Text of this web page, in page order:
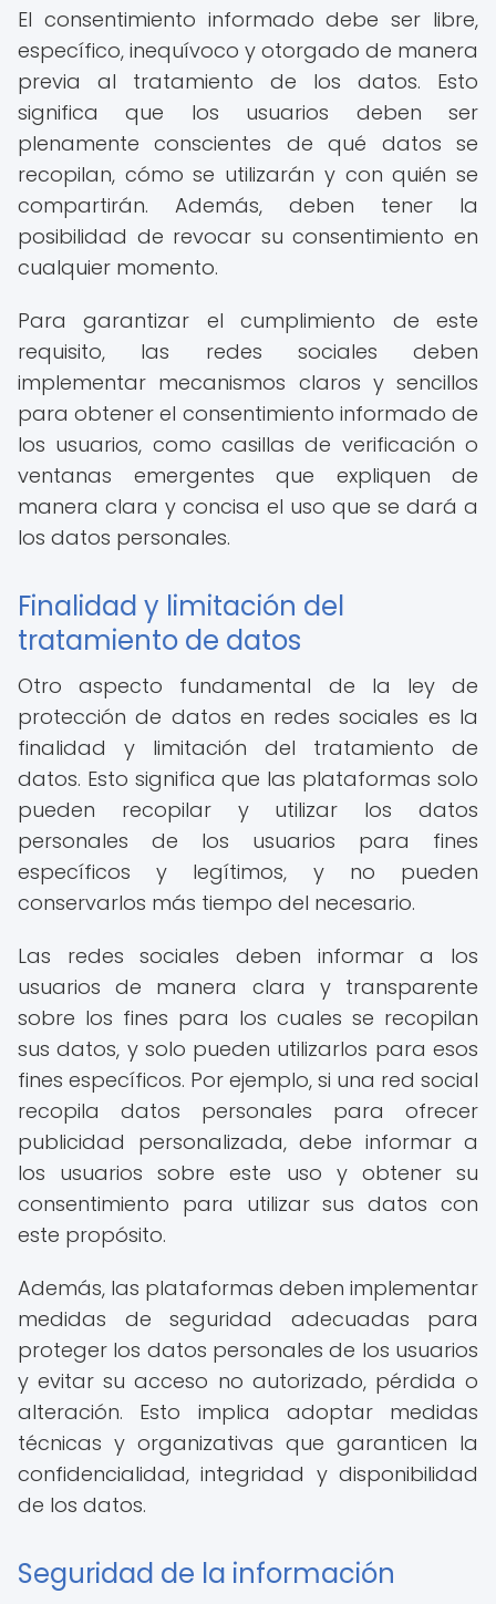
El consentimiento informado debe ser libre,
específico, inequívoco y otorgado de manera
previa al tratamiento de los datos. Esto
significa que los usuarios deben ser
plenamente conscientes de qué datos se
recopilan, cómo se utilizarán y con quién se
compartirán. Además, deben tener la
posibilidad de revocar su consentimiento en
cualquier momento.
Para garantizar el cumplimiento de este
requisito, las redes sociales deben
implementar mecanismos claros y sencillos
para obtener el consentimiento informado de
los usuarios, como casillas de verificación o
ventanas emergentes que expliquen de
manera clara y concisa el uso que se dará a
los datos personales.
Finalidad y limitación del
tratamiento de datos
Otro aspecto fundamental de la ley de
protección de datos en redes sociales es la
finalidad y limitación del tratamiento de
datos. Esto significa que las plataformas solo
pueden recopilar y utilizar los datos
personales de los usuarios para fines
específicos y legítimos, y no pueden
conservarlos más tiempo del necesario.
Las redes sociales deben informar a los
usuarios de manera clara y transparente
sobre los fines para los cuales se recopilan
sus datos, y solo pueden utilizarlos para esos
fines específicos. Por ejemplo, si una red social
recopila datos personales para ofrecer
publicidad personalizada, debe informar a
los usuarios sobre este uso y obtener su
consentimiento para utilizar sus datos con
este propósito.
Además, las plataformas deben implementar
medidas de seguridad adecuadas para
proteger los datos personales de los usuarios
y evitar su acceso no autorizado, pérdida o
alteración. Esto implica adoptar medidas
técnicas y organizativas que garanticen la
confidencialidad, integridad y disponibilidad
de los datos.
Seguridad de la información